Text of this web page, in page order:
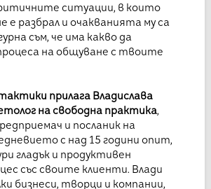
ситуации, в които
е разбрал и очакванията му са
съм, че има какво да
на общуване с твоите
прилага Владислава
на свободна практика,
и посланик на
с над 15 години опит,
гладък и продуктивен
със своите клиенти. Влади
бизнеси, творци и компании,